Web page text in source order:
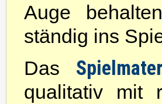
Auge
ständig ins
Das
qualitativ mit